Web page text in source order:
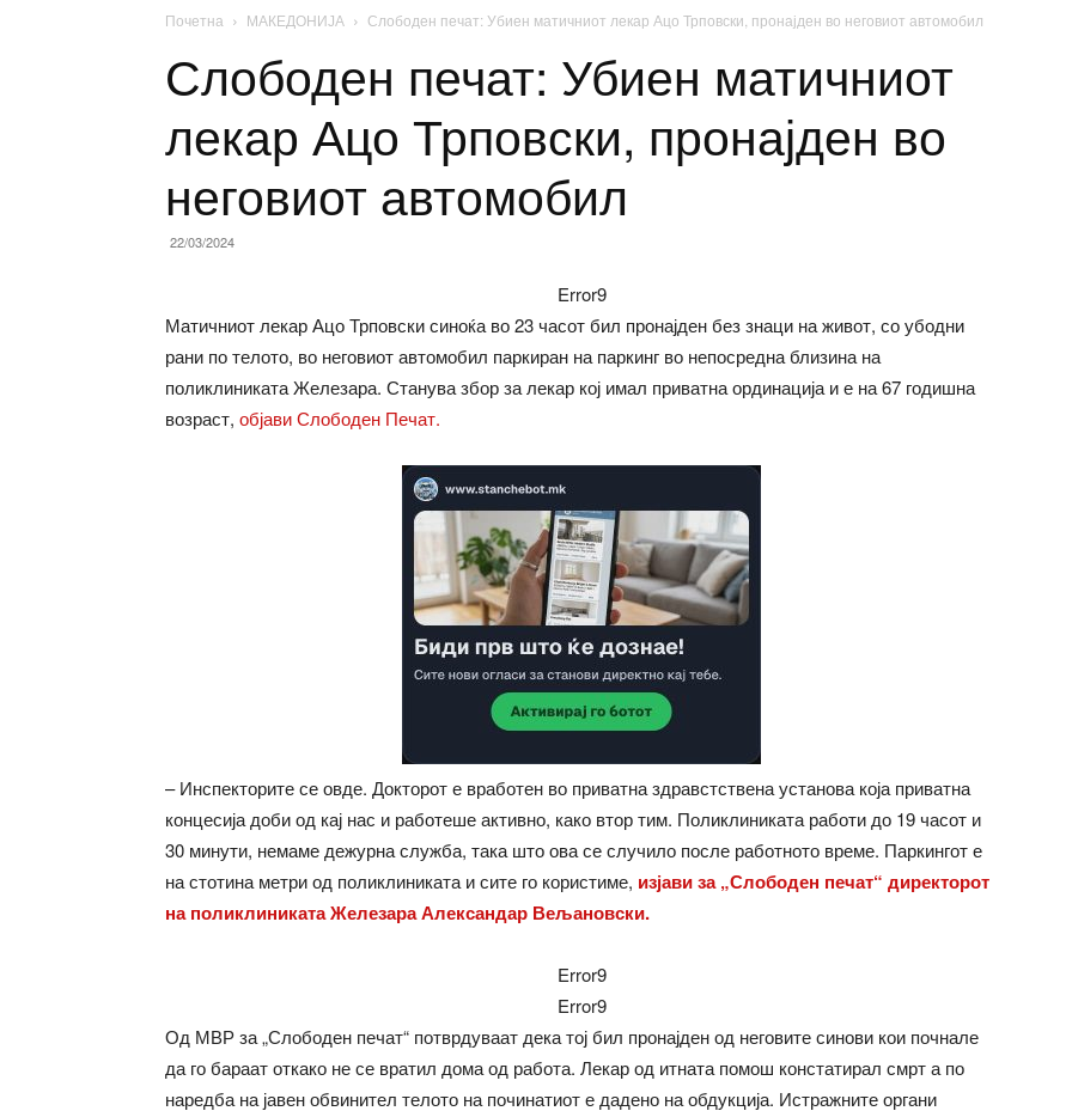
Почетна МАКЕДОНИЈА Слободен печат: Убиен матичниот лекар Ацо Трповски, пронајден во неговиот автомобил
Слободен печат: Убиен матичниот
лекар Ацо Трповски, пронајден во
неговиот автомобил
22/03/2024
Error9
Матичниот лекар Ацо Трповски синоќа во 23 часот бил пронајден без знаци на живот, со убодни
рани по телото, во неговиот автомобил паркиран на паркинг во непосредна близина на
поликлиниката Железара. Станува збор за лекар кој имал приватна ординација и е на 67 годишна
возраст, објави Слободен Печат.
– Инспекторите се овде. Докторот е вработен во приватна здравстствена установа која приватна
концесија доби од кај нас и работеше активно, како втор тим. Поликлиниката работи до 19 часот и
30 минути, немаме дежурна служба, така што ова се случило после работното време. Паркингот е
на стотина метри од поликлиниката и сите го користиме, изјави за „Слободен печат“ директорот
на поликлиниката Железара Александар Вељановски.
Error9
Error9
Од МВР за „Слободен печат“ потврдуваат дека тој бил пронајден од неговите синови кои почнале
да го бараат откако не се вратил дома од работа. Лекар од итната помош констатирал смрт а по
наредба на јавен обвинител телото на починатиот е дадено на обдукција. Истражните органи